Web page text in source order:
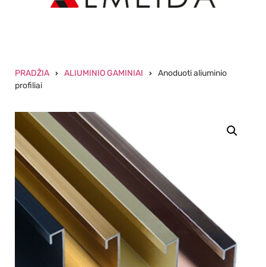
PRADŽIA ALIUMINIO GAMINIAI
Anoduoti aliuminio
profiliai